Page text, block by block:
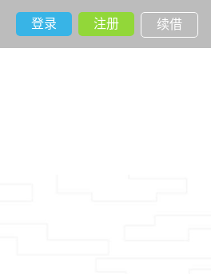
登录 注册 续借